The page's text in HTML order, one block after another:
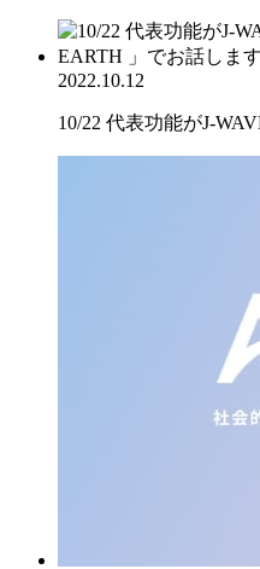
2022.10.12
10/22 代表功能がJ-